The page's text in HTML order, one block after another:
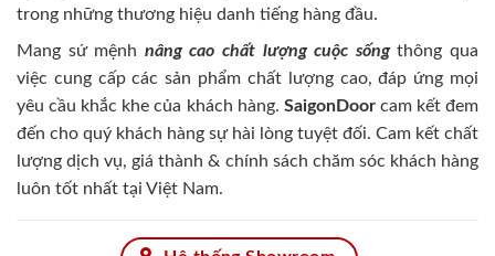
trong những thương hiệu danh tiếng hàng đầu.
Mang sứ mệnh nâng cao chất lượng cuộc sốngthông qua
việc cung cấp các sản phẩm chất lượng cao, đáp ứng mọi
yêu cầu khắc khe của khách hàng. SaigonDoorcam kết đem
đến cho quý khách hàng sự hài lòng tuyệt đối. Cam kết chất
lượng dịch vụ, giá thành & chính sách chăm sóc khách hàng
luôn tốt nhất tại Việt Nam.